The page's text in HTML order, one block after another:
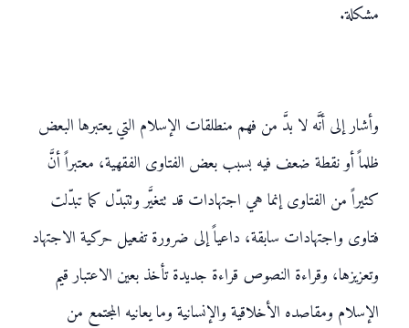
مشكلة.
وأشار إلى أنَّه لا بدَّ من فهم منطلقات الإسلام التي يعتبرها البعض
ظلماً أو نقطة ضعف فيه بسبب بعض الفتاوى الفقهية، معتبراً أنَّ
كثيراً من الفتاوى إنما هي اجتهادات قد تتغيَّر وتتبدّل كما تبدّلت
فتاوى واجتهادات سابقة، داعياً إلى ضرورة تفعيل حركية الاجتهاد
وتعزيزها، وقراءة النصوص قراءة جديدة تأخذ بعين الاعتبار قيم
الإسلام ومقاصده الأخلاقية والإنسانية وما يعانيه المجتمع من